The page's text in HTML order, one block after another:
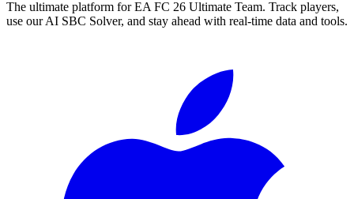
The ultimate platform for EA FC 26 Ultimate Team. Track players,
use our AI SBC Solver, and stay ahead with real-time data and tools.